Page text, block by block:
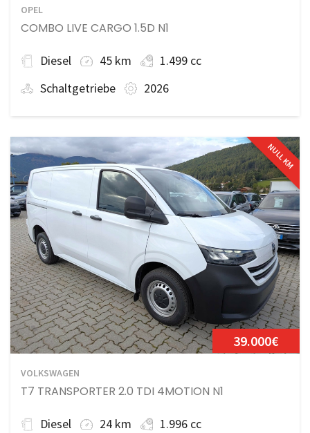
OPEL
COMBO LIVE CARGO 1.5D N1
Diesel 45 km
1.499 cc
Schaltgetriebe
2026
NULL KM
39.000€
VOLKSWAGEN
T7 TRANSPORTER 2.0 TDI 4MOTION N1
Diesel 24 km 1.996 cc